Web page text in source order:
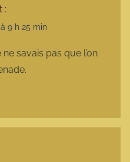
:
à 9 h 25 min
savais pas que l’on